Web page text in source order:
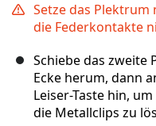
Setze das
die Federkontakte
Schiebe das zweite
Ecke herum, dann
Leiser-Taste hin,
die Metallclips zu